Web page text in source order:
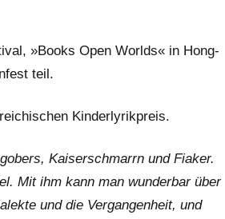
»Books Open Worlds« in Hong­
teil.
Kinder­lyrik­preis.
Kaiserschmarrn und Fiaker.
Mit ihm kann man wunderbar über
und die Vergangenheit, und